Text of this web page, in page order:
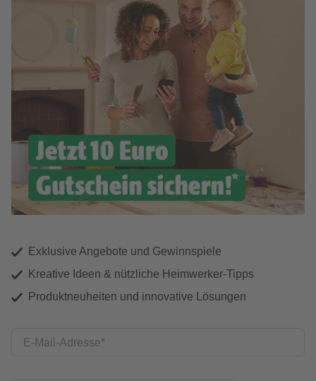
Exklusive Angebote und Gewinnspiele
Kreative Ideen & nützliche Heimwerker-Tipps
Produktneuheiten und innovative Lösungen
E-Mail-Adresse